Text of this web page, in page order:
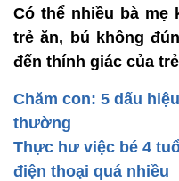
Có thể nhiều bà mẹ
trẻ ăn, bú không
đến thính giác của
Chăm con: 5 dấu
thường
Thực hư việc bé 4
điện thoại quá nhiều